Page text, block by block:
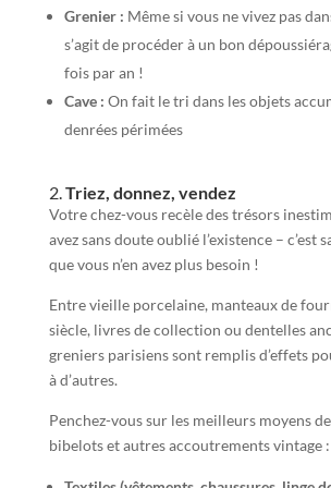
Grenier : Même si vous ne vivez pas
s’agit de procéder à un bon
fois par an !
Cave : On fait le tri dans les objets
denrées périmées
2.Triez, donnez, vendez
Votre chez-vous recèle des trésors
avez sans doute oublié l’existence – c’est
que vous n’en avez plus besoin !
Entre vieille porcelaine, manteaux de
siècle, livres de collection ou dentelles
greniers parisiens sont remplis d’effets
à d’autres.
Penchez-vous sur les meilleurs moyens
bibelots et autres accoutrements vintage :